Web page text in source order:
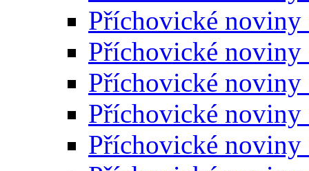
Příchovické noviny
Příchovické noviny
Příchovické noviny
Příchovické noviny
Příchovické noviny